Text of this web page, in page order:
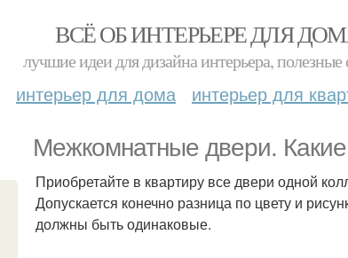
ВСЁ ОБ ИНТЕРЬЕРЕ ДЛЯ
лучшие идеи для дизайна интерьера, полезные
интерьер для дома интерьер для
Межкомнатные двери.
Приобретайте в квартиру все двери одной
Допускается конечно разница по цвету и
должны быть одинаковые.